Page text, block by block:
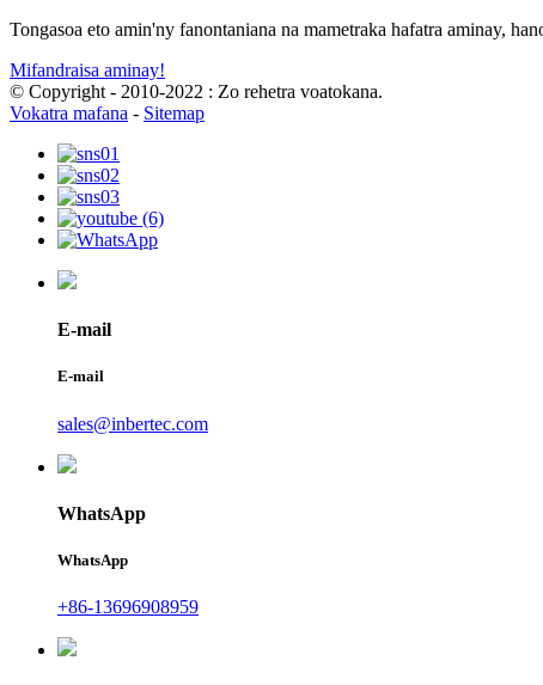
Tongasoa eto amin'ny fanontaniana na mametraka hafatra aminay,
Mifandraisa aminay!
© Copyright - 2010-2022 : Zo rehetra voatokana.
Vokatra mafana - Sitemap
E-mail
E-mail
sales@inbertec.com
WhatsApp
WhatsApp
+86-13696908959